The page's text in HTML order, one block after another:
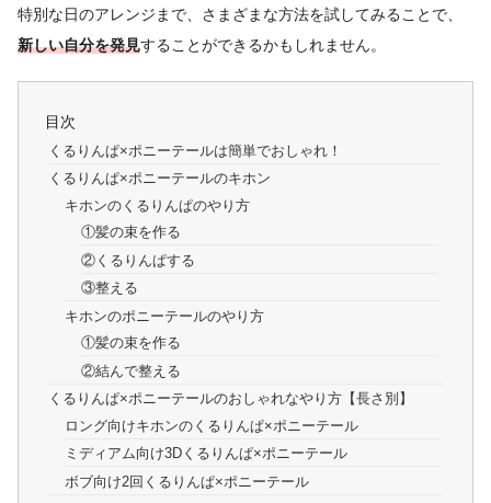
特別な日のアレンジまで、さまざまな方法を試してみることで、
新しい自分を発見することができるかもしれません。
目次
くるりんぱ×ポニーテールは簡単でおしゃれ！
くるりんぱ×ポニーテールのキホン
キホンのくるりんぱのやり方
①髪の束を作る
②くるりんぱする
③整える
キホンのポニーテールのやり方
①髪の束を作る
②結んで整える
くるりんぱ×ポニーテールのおしゃれなやり方【長さ別】
ロング向けキホンのくるりんぱ×ポニーテール
ミディアム向け3Dくるりんぱ×ポニーテール
ボブ向け2回くるりんぱ×ポニーテール